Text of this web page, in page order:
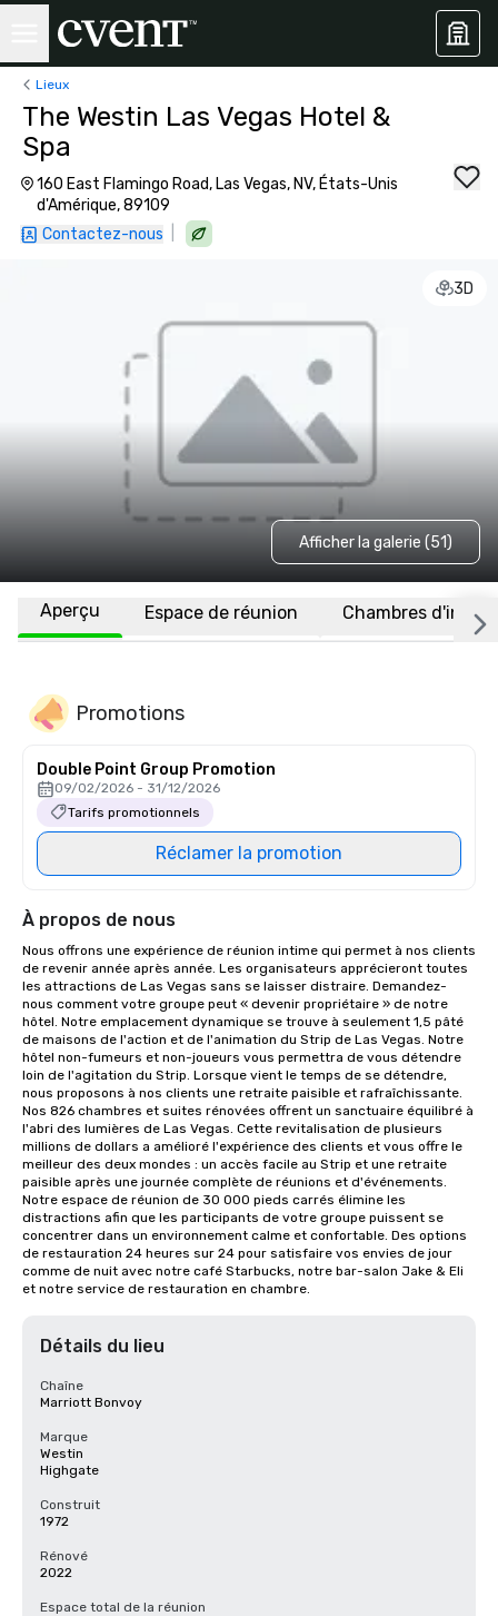
Lieux
The Westin Las Vegas Hotel &
Spa
160 East Flamingo Road, Las Vegas, NV, États-Unis
d'Amérique, 89109
Contactez-nous
3D
Afficher la galerie (51)
Aperçu Espace de réunion Chambres
Promotions
Double Point Group Promotion
09/02/2026 - 31/12/2026
Tarifs promotionnels
Réclamer la promotion
À propos de nous
Nous offrons une expérience de réunion intime qui permet à nos clients
de revenir année après année. Les organisateurs apprécieront toutes
les attractions de Las Vegas sans se laisser distraire. Demandez-
nous comment votre groupe peut « devenir propriétaire » de notre
hôtel. Notre emplacement dynamique se trouve à seulement 1,5 pâté
de maisons de l'action et de l'animation du Strip de Las Vegas. Notre
hôtel non-fumeurs et non-joueurs vous permettra de vous détendre
loin de l'agitation du Strip. Lorsque vient le temps de se détendre,
nous proposons à nos clients une retraite paisible et rafraîchissante.
Nos 826 chambres et suites rénovées offrent un sanctuaire équilibré à
l'abri des lumières de Las Vegas. Cette revitalisation de plusieurs
millions de dollars a amélioré l'expérience des clients et vous offre le
meilleur des deux mondes : un accès facile au Strip et une retraite
paisible après une journée complète de réunions et d'événements.
Notre espace de réunion de 30 000 pieds carrés élimine les
distractions afin que les participants de votre groupe puissent se
concentrer dans un environnement calme et confortable. Des options
de restauration 24 heures sur 24 pour satisfaire vos envies de jour
comme de nuit avec notre café Starbucks, notre bar-salon Jake & Eli
et notre service de restauration en chambre.
Détails du lieu
Chaîne
Marriott Bonvoy
Marque
Westin
Highgate
Construit
1972
Rénové
2022
Espace total de la réunion